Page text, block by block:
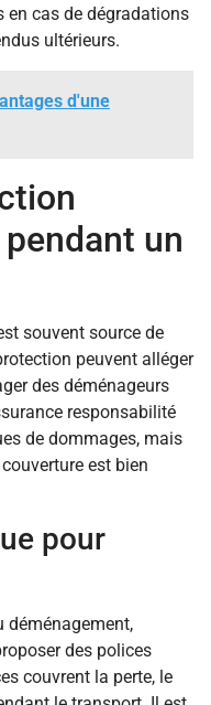
en cas de dégradations
ultérieurs.
d'une
un
souvent source de
peuvent alléger
des déménageurs
responsabilité
de dommages, mais
est bien
pour
déménagement,
des polices
couvrent la perte, le